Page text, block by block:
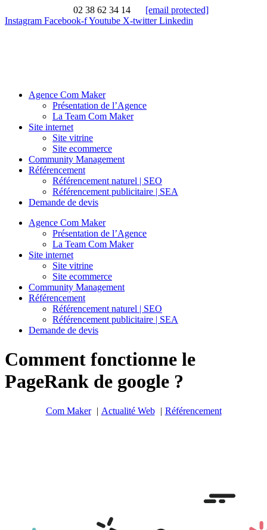
02 38 62 34 14
[email protected]
Instagram Facebook-fYoutube X-twitter Linkedin
Agence Com Maker
Présentation de l’Agence
La Team Com Maker
Site internet
Site vitrine
Site ecommerce
Community Management
Référencement
Référencement naturel | SEO
Référencement publicitaire | SEA
Demande de devis
Agence Com Maker
Présentation de l’Agence
La Team Com Maker
Site internet
Site vitrine
Site ecommerce
Community Management
Référencement
Référencement naturel | SEO
Référencement publicitaire | SEA
Demande de devis
Comment fonctionne le
PageRank de google ?
Com Maker Actualité Web Référencement